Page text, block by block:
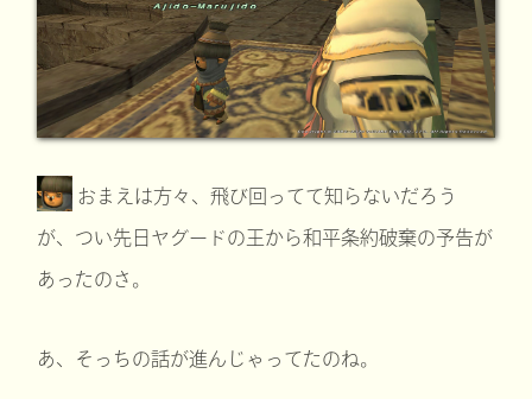
おまえは方々、飛び回ってて知らないだろう
が、つい先日ヤグードの王から和平条約破棄の予告が
あったのさ。
あ、そっちの話が進んじゃってたのね。